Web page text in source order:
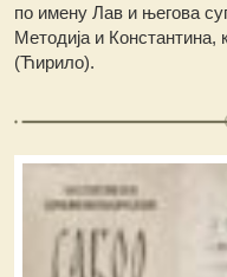
по имену Лав и његова
Методија и
(Ћирило).